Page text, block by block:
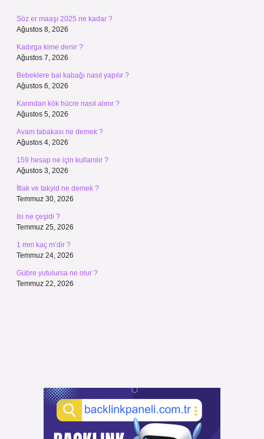
Söz er maaşı 2025 ne kadar ?
Ağustos 8, 2026
Kadırga kime denir ?
Ağustos 7, 2026
Bebeklere bal kabağı nasıl yapılır ?
Ağustos 6, 2026
Karından kök hücre nasıl alınır ?
Ağustos 5, 2026
Avam tabakası ne demek ?
Ağustos 4, 2026
159 hesap ne için kullanılır ?
Ağustos 3, 2026
İtlak ve takyid ne demek ?
Temmuz 30, 2026
Isı ne çeşidi ?
Temmuz 25, 2026
1 mm kaç m’dir ?
Temmuz 24, 2026
Gübre yutulursa ne olur ?
Temmuz 22, 2026